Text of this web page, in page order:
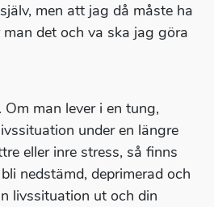
men att jag då måste ha
det och va ska jag göra
man lever i en tung,
under en längre
eller inre stress, så finns
nedstämd, deprimerad och
livssituation ut och din